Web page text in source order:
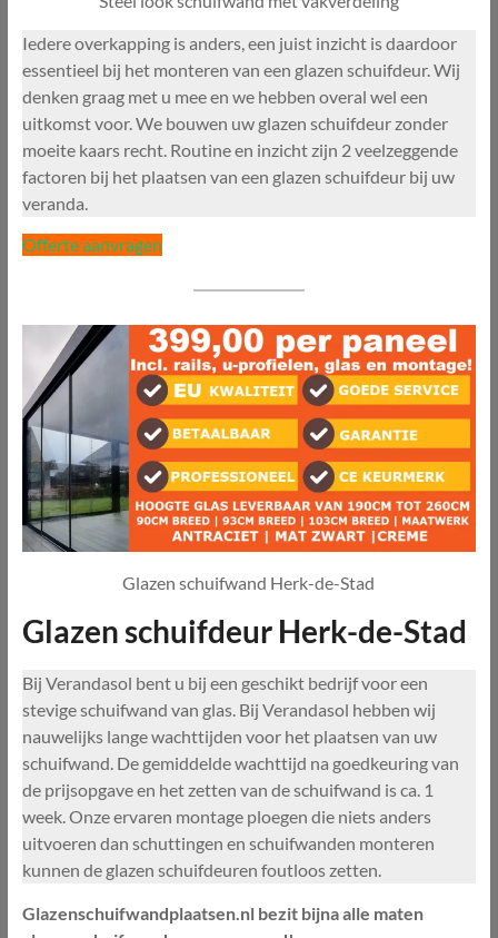
Iedere overkapping is anders, een juist inzicht is daardoor
essentieel bij het monteren van een glazen schuifdeur. Wij
denken graag met u mee en we hebben overal wel een
uitkomst voor. We bouwen uw glazen schuifdeur zonder
moeite kaars recht. Routine en inzicht zijn 2 veelzeggende
factoren bij het plaatsen van een glazen schuifdeur bij uw
veranda.
Offerte aanvragen
Glazen schuifwand Herk-de-Stad
Glazen schuifdeur Herk-de-Stad
Bij Verandasol bent u bij een geschikt bedrijf voor een
stevige schuifwand van glas. Bij Verandasol hebben wij
nauwelijks lange wachttijden voor het plaatsen van uw
schuifwand. De gemiddelde wachttijd na goedkeuring van
de prijsopgave en het zetten van de schuifwand is ca. 1
week. Onze ervaren montage ploegen die niets anders
uitvoeren dan schuttingen en schuifwanden monteren
kunnen de glazen schuifdeuren foutloos zetten.
Glazenschuifwandplaatsen.nl bezit bijna alle maten